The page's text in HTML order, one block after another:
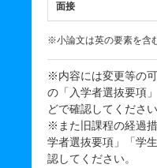
面接
※小論文は英の要素を含
※内容には変更等の
の「入学者選抜要項
どで確認してください
※また旧課程の経過
学者選抜要項」「学
認してください。